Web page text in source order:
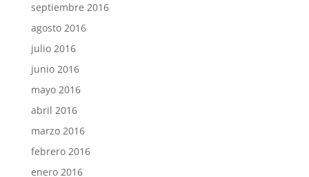
septiembre 2016
agosto 2016
julio 2016
junio 2016
mayo 2016
abril 2016
marzo 2016
febrero 2016
enero 2016